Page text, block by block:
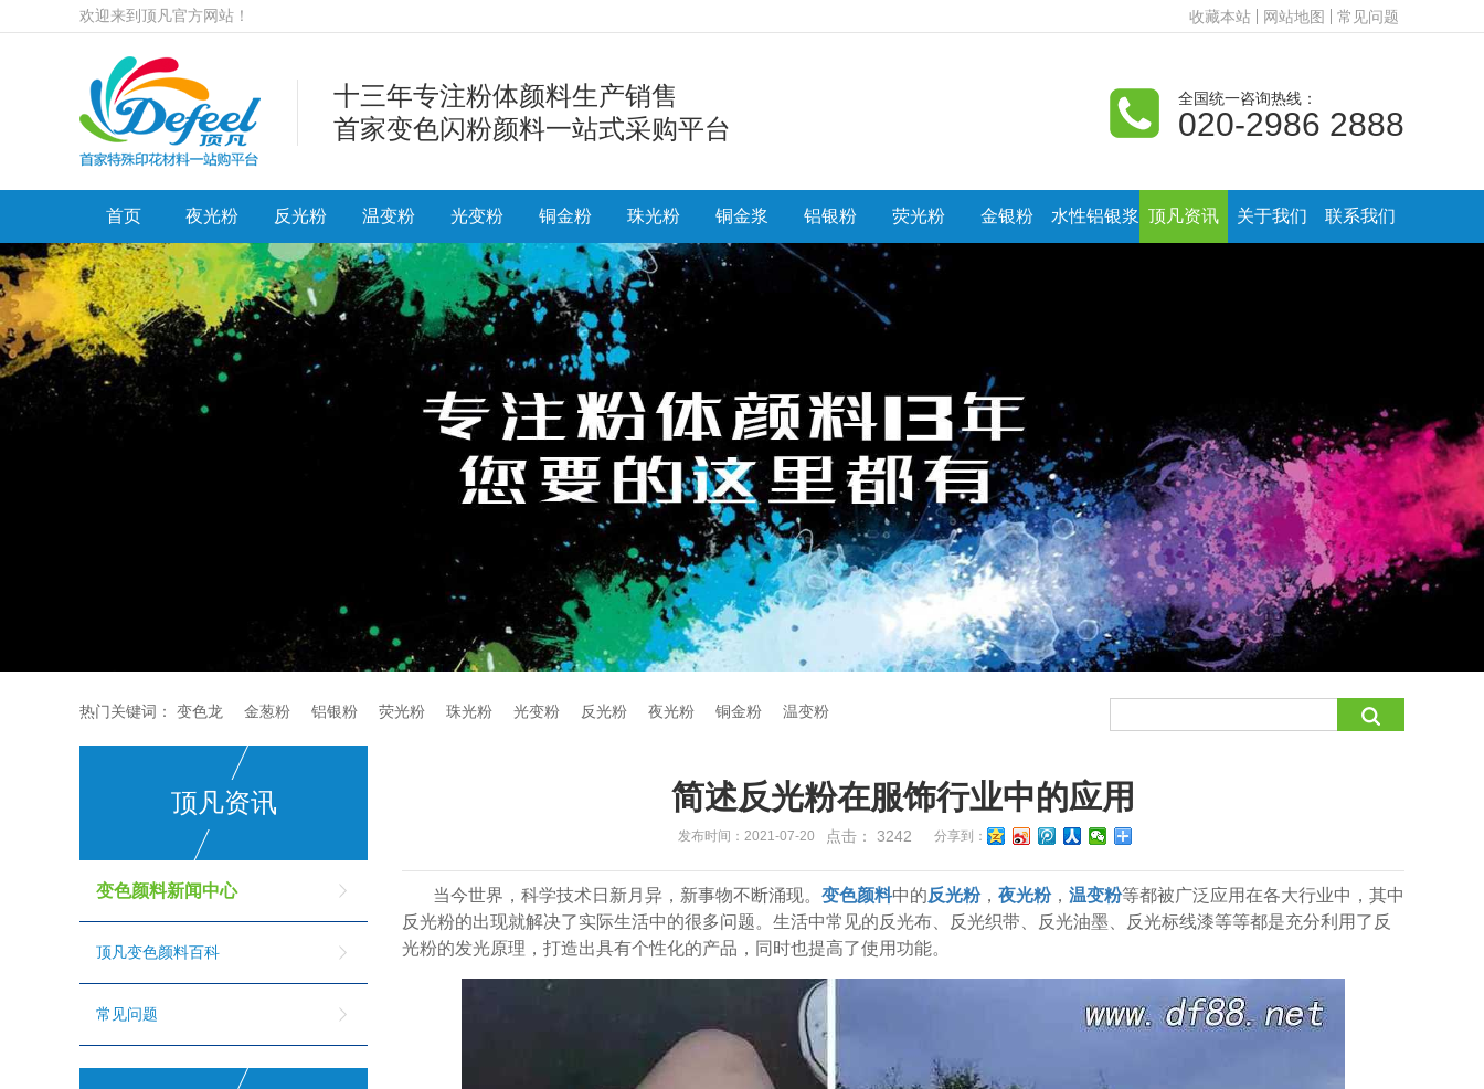
欢迎来到顶凡官方网站！ 收藏本站 网站地图 常见问题
十三年专注粉体颜料生产销售
首家变色闪粉颜料一站式采购平台
全国统一咨询热线：
020-2986 2888
首页 夜光粉 反光粉 温变粉 光变粉 铜金粉 珠光粉 铜金浆 铝银粉 荧光粉 金银粉 水性铝银浆 顶凡资讯 关于我们 联系我们
热门关键词： 变色龙 金葱粉 铝银粉 荧光粉 珠光粉 光变粉 反光粉 夜光粉 铜金粉 温变粉
顶凡资讯
变色颜料新闻中心
顶凡变色颜料百科
常见问题
简述反光粉在服饰行业中的应用
发布时间：2021-07-20 点击： 3242 分享到：
当今世界，科学技术日新月异，新事物不断涌现。变色颜料中的反光粉，夜光粉，温变粉等都被广泛应用在各大行业中，其中
反光粉的出现就解决了实际生活中的很多问题。生活中常见的反光布、反光织带、反光油墨、反光标线漆等等都是充分利用了反
光粉的发光原理，打造出具有个性化的产品，同时也提高了使用功能。